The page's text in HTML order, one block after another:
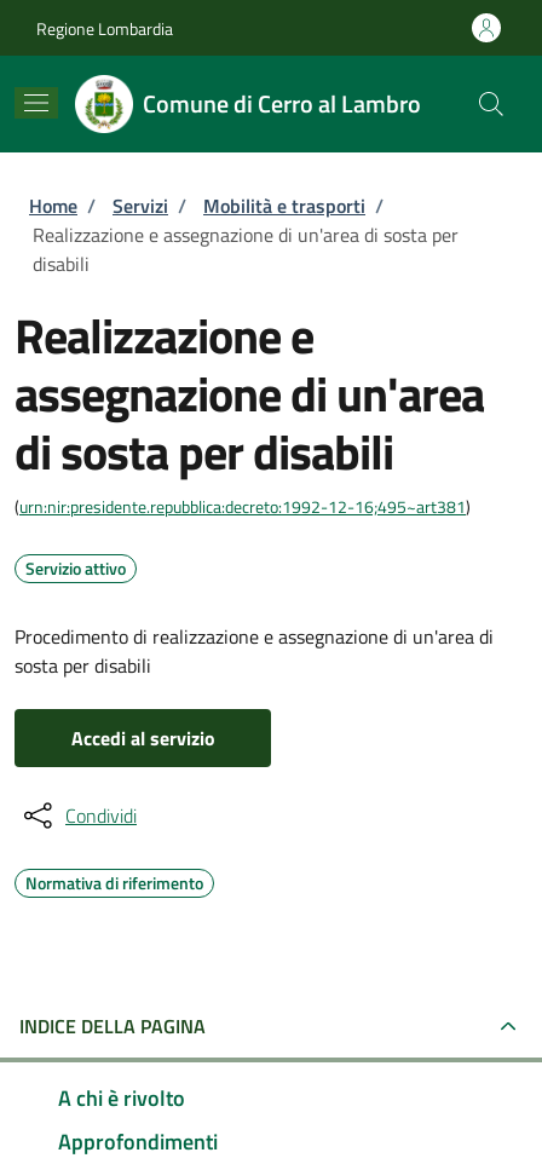
Regione Lombardia
Comune di Cerro al Lambro
Briciole di pane
Home / Servizi / Mobilità e trasporti /
Realizzazione e assegnazione di un'area di sosta per
disabili
Realizzazione e
assegnazione di un'area
di sosta per disabili
(urn:nir:presidente.repubblica:decreto:1992-12-16;495~art381)
Servizio attivo
Procedimento di realizzazione e assegnazione di un'area di
sosta per disabili
Accedi al servizio
Condividi
Normativa di riferimento
INDICE DELLA PAGINA
A chi è rivolto
Approfondimenti